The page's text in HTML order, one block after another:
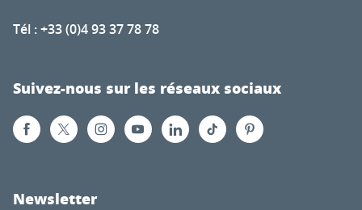
Tél : +33 (0)4 93 37 78 78
Suivez-nous sur les réseaux sociaux
Newsletter